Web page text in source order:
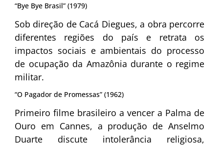
“Bye Bye Brasil” (1979)
Sob direção de Cacá Diegues, a obra percorre
diferentes regiões do país e retrata os
impactos sociais e ambientais do processo
de ocupação da Amazônia durante o regime
militar.
“O Pagador de Promessas” (1962)
Primeiro filme brasileiro a vencer a Palma de
Ouro em Cannes, a produção de Anselmo
Duarte discute intolerância religiosa,